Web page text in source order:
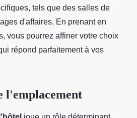
tels que des salles de
d'affaires. En prenant en
vous pourrez affiner votre choix
répond parfaitement à vos
l'emplacement